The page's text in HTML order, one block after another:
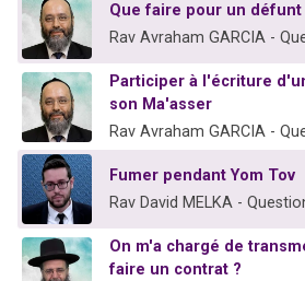
Que faire pour un défunt
Rav Avraham GARCIA -
Participer à l'écriture
son Ma'asser
Rav Avraham GARCIA -
Fumer pendant Yom Tov
Rav David MELKA -
On m'a chargé de
faire un contrat ?